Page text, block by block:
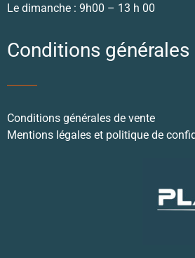
Le dimanche : 9h00 – 13 h 00
Conditions générales
Conditions générales de vente
Mentions légales et politique de